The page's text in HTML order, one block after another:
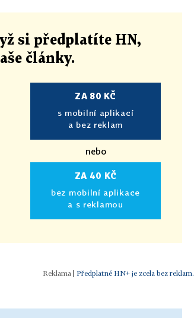
si předplatíte HN,
články.
ZA 80 KČ
s mobilní aplikací
a bez reklam
nebo
ZA 40 KČ
bez mobilní aplikace
a s reklamou
Předplatné HN+ je zcela bez reklam.